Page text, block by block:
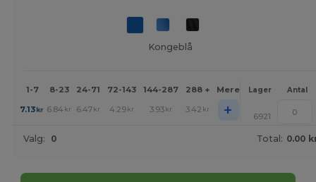
Kongeblå
1-7 8-23 24-71 72-143 144-287 288 + Mere Lager Antal
7.13kr 6.84 kr 6.47 kr 4.29 kr 3.93 kr 3.42 kr + 6921
Valg: 0 Total: 0.00